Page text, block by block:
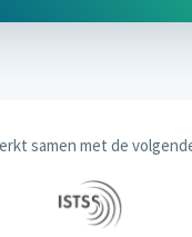
samen met de